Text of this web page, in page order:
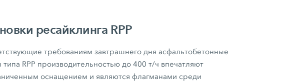
ресайклинга RPP
требованиям завтрашнего дня асфальтобетонные
типа RPP производительностью до 400 т/ч впечатляют
оснащением и являются флагманами среди